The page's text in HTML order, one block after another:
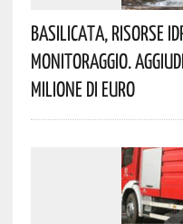
Basilicata, Risorse
Monitoraggio.
Milione Di Euro